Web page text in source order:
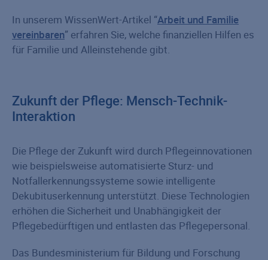
In unserem WissenWert-Artikel “Arbeit und Familie
vereinbaren” erfahren Sie, welche finanziellen Hilfen es
für Familie und Alleinstehende gibt.
Zukunft der Pflege: Mensch-Technik-
Interaktion
Die Pflege der Zukunft wird durch Pflegeinnovationen
wie beispielsweise automatisierte Sturz- und
Notfallerkennungssysteme sowie intelligente
Dekubituserkennung unterstützt. Diese Technologien
erhöhen die Sicherheit und Unabhängigkeit der
Pflegebedürftigen und entlasten das Pflegepersonal.
Das Bundesministerium für Bildung und Forschung